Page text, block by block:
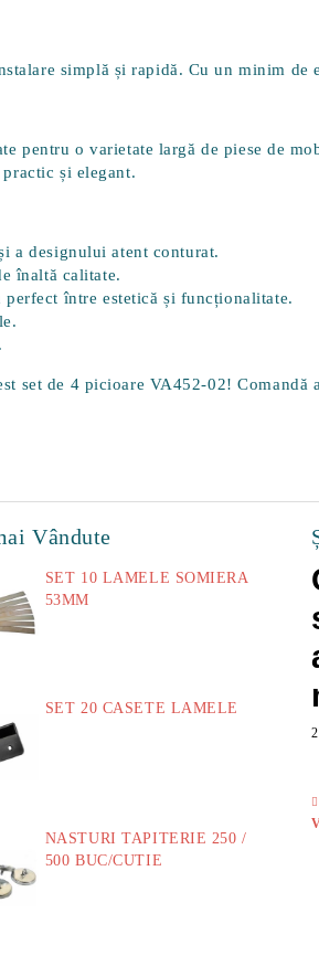
simplă și rapidă. Cu un minim
pentru o varietate largă de piese de
și elegant.
a designului atent conturat.
înaltă calitate.
între estetică și funcționalitate.
set de 4 picioare VA452-02!
Vândute
SET 10 LAMELE SOMIERA
53MM
SET 20 CASETE LAMELE
NASTURI TAPITERIE 250 /
500 BUC/CUTIE